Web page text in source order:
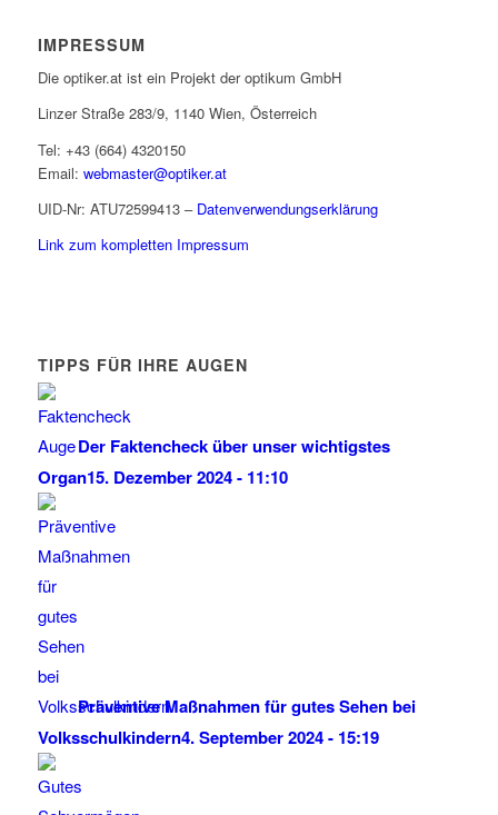
IMPRESSUM
Die optiker.at ist ein Projekt der optikum GmbH
Linzer Straße 283/9, 1140 Wien, Österreich
Tel: +43 (664) 4320150
Email: webmaster@optiker.at
UID-Nr: ATU72599413 – Datenverwendungserklärung
Link zum kompletten Impressum
TIPPS FÜR IHRE AUGEN
Der Faktencheck über unser wichtigstes
Organ15. Dezember 2024 - 11:10
Präventive Maßnahmen für gutes Sehen bei
Volksschulkindern4. September 2024 - 15:19